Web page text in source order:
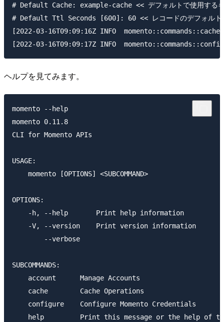
# Default Cache: example-cache << デフォルトで使用するキ
# Default Ttl Seconds [600]: 60 << レコードのデフォルトTTL
[2022-03-16T09:09:16Z INFO
ヘルプを見てみます。
momento --help
momento 0.11.8
CLI for Momento APIs
USAGE:
    momento [OPTIONS] <SUBCOMMAND>
OPTIONS:
    -h, --help       Print help information
    -V, --version    Print version information
        --verbose
SUBCOMMANDS:
    account      Manage Accounts
    cache        Cache Operations
    configure    Configure Momento Credentials